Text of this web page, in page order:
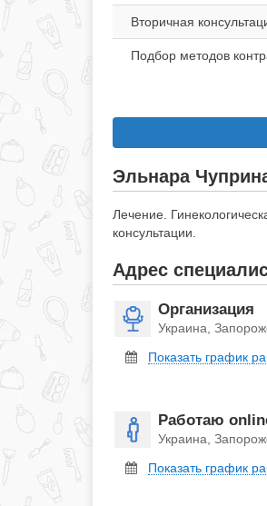
Вторичная
Подбор методов
Эльнара
Лечение.
консультации.
Адрес
Организация
Украина,
Показать график
Работаю
Украина,
Показать график